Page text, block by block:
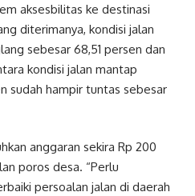
aksesbilitas ke destinasi
diterimanya, kondisi jalan
sebesar 68,51 persen dan
kondisi jalan mantap
sudah hampir tuntas sebesar
anggaran sekira Rp 200
poros desa. “Perlu
persoalan jalan di daerah